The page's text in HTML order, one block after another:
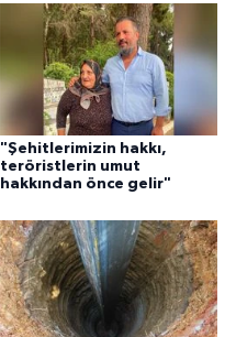
"Şehitlerimizin hakkı,
teröristlerin umut
hakkından önce gelir"